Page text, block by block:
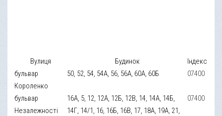
Вулиця Будинок
Індекс
бульвар
Короленко
50, 52, 54, 54А, 56, 56А, 60А, 60Б 07400
бульвар
Незалежності
16А, 5, 12, 12А, 12Б, 12В, 14, 14А, 14Б,
14Г, 14/1, 16, 16Б, 16В, 17, 18А, 19А, 21,
07400